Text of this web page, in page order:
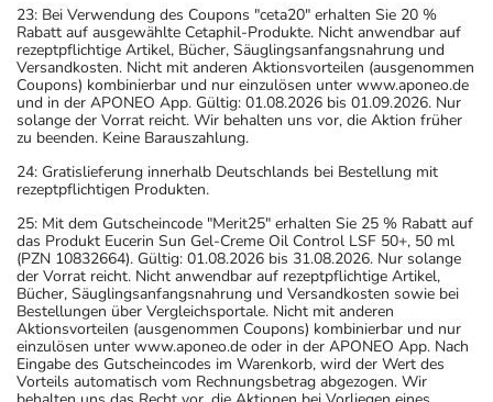
dem Arzt oder Apotheker angeben. Das gilt auch für
Arzneimittel, die Sie selbst kaufen, nur gelegentlich
anwenden oder deren Anwendung schon einige Zeit
zurückliegt.
Bitte verwenden Sie dieses Arzneimittel nicht mehr nach
dem auf der Packung oder der Umverpackung
angegebenen Verfallsdatum. Das Verfallsdatum bezieht
sich auf den letzten Tag des angegebenen Monats.
23: Bei Verwendung des Coupons "ceta20" erhalten Sie 20 %
Rabatt auf ausgewählte Cetaphil-Produkte. Nicht anwendbar auf
rezeptpflichtige Artikel, Bücher, Säuglingsanfangsnahrung und
Versandkosten. Nicht mit anderen Aktionsvorteilen (ausgenommen
Coupons) kombinierbar und nur einzulösen unter www.aponeo.de
und in der APONEO App. Gültig: 01.08.2026 bis 01.09.2026. Nur
solange der Vorrat reicht. Wir behalten uns vor, die Aktion früher
zu beenden. Keine Barauszahlung.
24: Gratislieferung innerhalb Deutschlands bei Bestellung mit
rezeptpflichtigen Produkten.
25: Mit dem Gutscheincode "Merit25" erhalten Sie 25 % Rabatt auf
das Produkt Eucerin Sun Gel-Creme Oil Control LSF 50+, 50 ml
(PZN 10832664). Gültig: 01.08.2026 bis 31.08.2026. Nur solange
der Vorrat reicht. Nicht anwendbar auf rezeptpflichtige Artikel,
Bücher, Säuglingsanfangsnahrung und Versandkosten sowie bei
Bestellungen über Vergleichsportale. Nicht mit anderen
Aktionsvorteilen (ausgenommen Coupons) kombinierbar und nur
einzulösen unter www.aponeo.de oder in der APONEO App. Nach
Eingabe des Gutscheincodes im Warenkorb, wird der Wert des
Vorteils automatisch vom Rechnungsbetrag abgezogen. Wir